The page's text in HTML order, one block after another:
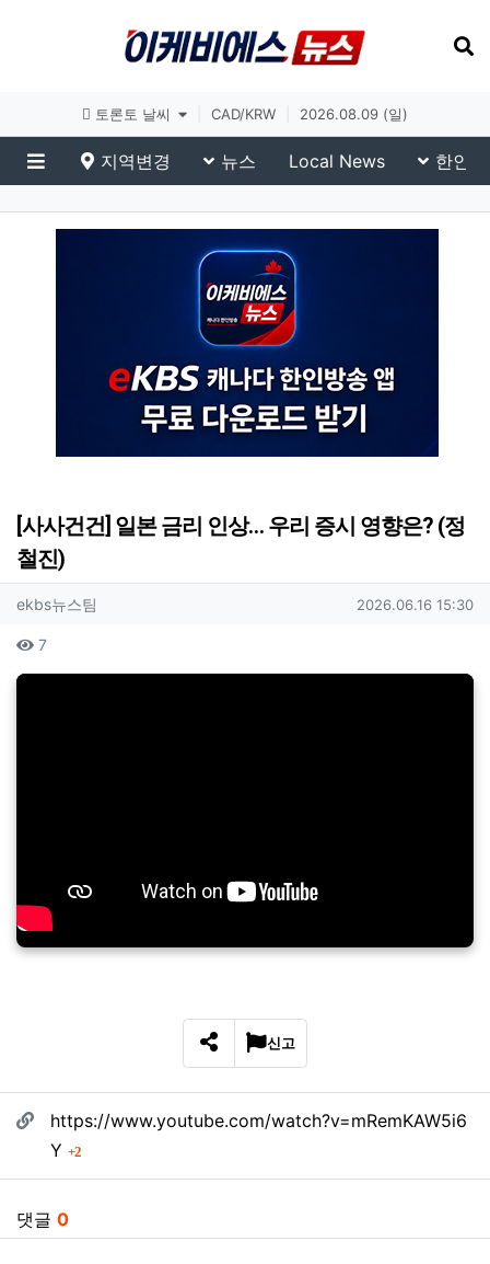
토론토 날씨 CAD/KRW 2026.08.09 (일)
메뉴
지역변경 뉴스 Local News 한인
이슈 브리핑
[사사건건] 일본 금리 인상… 우리 증시 영향은? (정
철진)
작성자 정보
ekbs뉴스팀 작성일
2026.06.16 15:30
컨텐츠 정보
7조회
본문
SNS 공유
신고
관련자료
https://www.youtube.com/watch?v=mRemKAW5i6
Y
2회 연결
댓글 0